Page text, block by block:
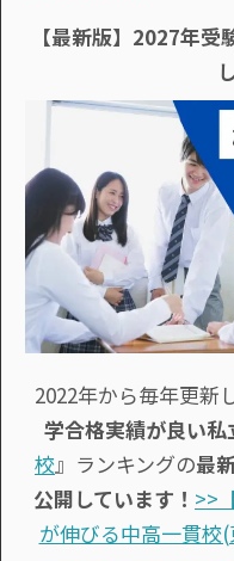
【最新版】2027年
2022年から毎年更新
学合格実績が良い私
校』ランキングの最
公開しています！ >>
が伸びる中高一貫校